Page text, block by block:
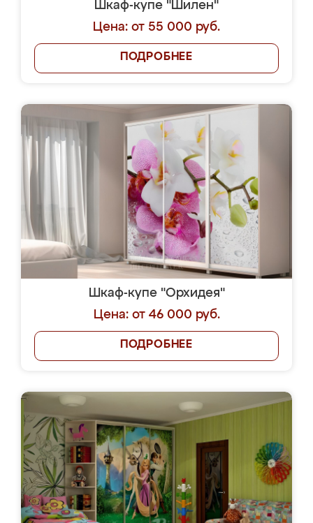
Шкаф-купе "Шилен"
Цена: от 55 000 руб.
ПОДРОБНЕЕ
Шкаф-купе "Орхидея"
Цена: от 46 000 руб.
ПОДРОБНЕЕ